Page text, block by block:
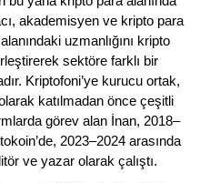
akademisyen ve kripto para
uzmanlığını kripto
sektöre farklı bir
Kriptofoni’ye kurucu ortak,
katılmadan önce çeşitli
görev alan İnan, 2018–
2023–2024 arasında
ve yazar olarak çalıştı.